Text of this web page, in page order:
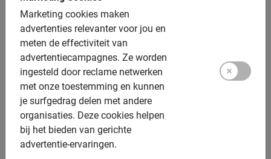
Marketing cookies maken
advertenties relevanter voor jou en
meten de effectiviteit van
advertentiecampagnes. Ze worden
ingesteld door reclame netwerken
met onze toestemming en kunnen
je surfgedrag delen met andere
organisaties. Deze cookies helpen
bij het bieden van gerichte
advertentie-ervaringen.
Tag along: van 6 tot 9 jaar
Kinderzitjes: tot 24kg achterop of tot 15kg voorop,
gratis
Tandems: beschikbaar
Elektrische fiets: vanaf 14 jaar, vooraf boeken,
toeslag €15
Mandje: niet beschikbaar, wij raden aan om een
rugzak te gebruiken